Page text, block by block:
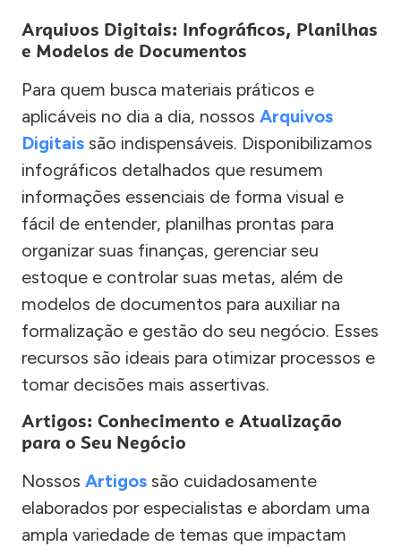
Arquivos Digitais: Infográficos, Planilhas
e Modelos de Documentos
Para quem busca materiais práticos e
aplicáveis no dia a dia, nossos Arquivos
Digitais são indispensáveis. Disponibilizamos
infográficos detalhados que resumem
informações essenciais de forma visual e
fácil de entender, planilhas prontas para
organizar suas finanças, gerenciar seu
estoque e controlar suas metas, além de
modelos de documentos para auxiliar na
formalização e gestão do seu negócio. Esses
recursos são ideais para otimizar processos e
tomar decisões mais assertivas.
Artigos: Conhecimento e Atualização
para o Seu Negócio
Nossos Artigos são cuidadosamente
elaborados por especialistas e abordam uma
ampla variedade de temas que impactam